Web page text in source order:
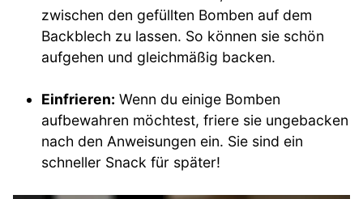
zwischen den gefüllten Bomben auf dem
Backblech zu lassen. So können sie schön
aufgehen und gleichmäßig backen.
Einfrieren: Wenn du einige Bomben
aufbewahren möchtest, friere sie ungebacken
nach den Anweisungen ein. Sie sind ein
schneller Snack für später!